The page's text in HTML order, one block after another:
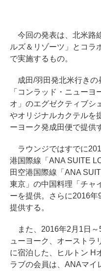
今回の発表は、北米路
ルズ＆リゾーツ」とコラ
で実施するもの。
成田/羽田発北米行きの
「コンラッド・ニューヨ
オ」のエグゼクティブシ
やオリジナルカクテルを
ーヨーク発成田便で提供
ラウンジではすでに
港国際線「ANA SUITE
田空港国際線「ANA
東京」の中国料理「チャ
ーを提供。さらに2016
提供する。
また、2016年2月1日～
ューヨーク、オーストラ
に宿泊した、ヒルトン H
ラブの会員は、ANAマイ